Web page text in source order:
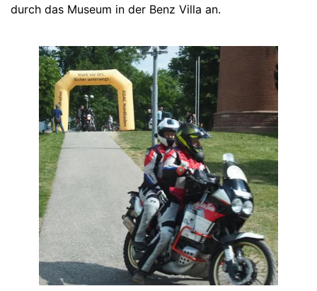
durch das Museum in der Benz Villa an.